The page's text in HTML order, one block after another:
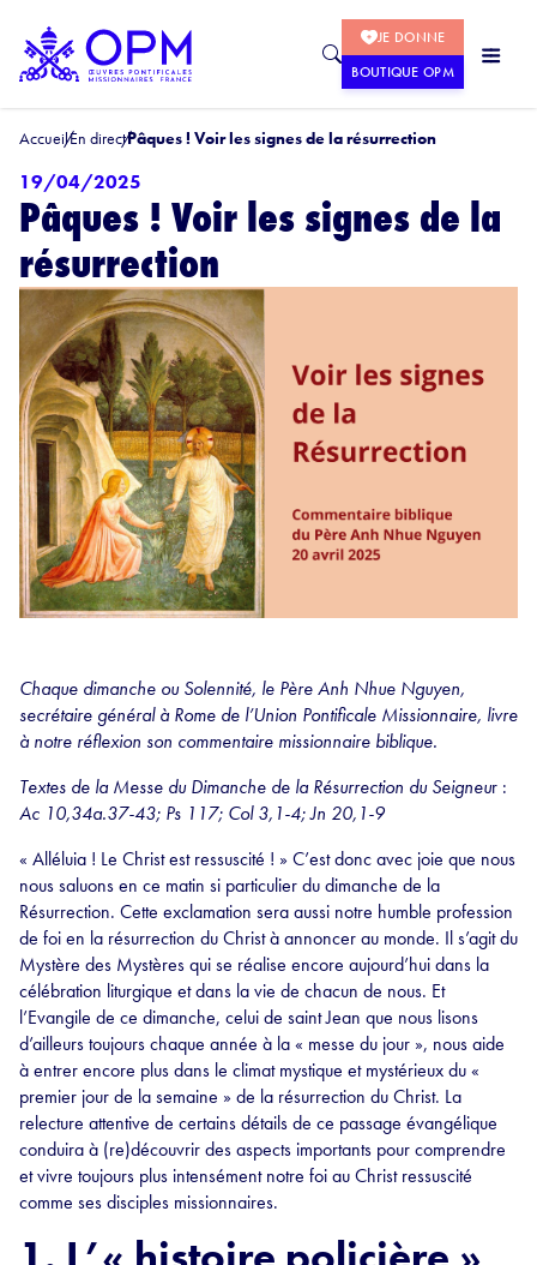
JE DONNE
BOUTIQUE OPM
AccueilEn directPâques ! Voir les signes de la résurrection
19/04/2025
Pâques ! Voir les signes de la
résurrection
Chaque dimanche ou Solennité, le Père Anh Nhue Nguyen,
secrétaire général à Rome de l’Union Pontificale Missionnaire, livre
à notre réflexion son commentaire missionnaire biblique.
Textes de la Messe du Dimanche de la Résurrection du Seigneur :
Ac 10,34a.37-43; Ps 117; Col 3,1-4; Jn 20,1-9
« Alléluia ! Le Christ est ressuscité ! » C’est donc avec joie que nous
nous saluons en ce matin si particulier du dimanche de la
Résurrection. Cette exclamation sera aussi notre humble profession
de foi en la résurrection du Christ à annoncer au monde. Il s’agit du
Mystère des Mystères qui se réalise encore aujourd’hui dans la
célébration liturgique et dans la vie de chacun de nous. Et
l’Evangile de ce dimanche, celui de saint Jean que nous lisons
d’ailleurs toujours chaque année à la « messe du jour », nous aide
à entrer encore plus dans le climat mystique et mystérieux du «
premier jour de la semaine » de la résurrection du Christ. La
relecture attentive de certains détails de ce passage évangélique
conduira à (re)découvrir des aspects importants pour comprendre
et vivre toujours plus intensément notre foi au Christ ressuscité
comme ses disciples missionnaires.